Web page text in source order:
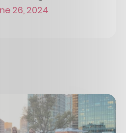
26, 2024